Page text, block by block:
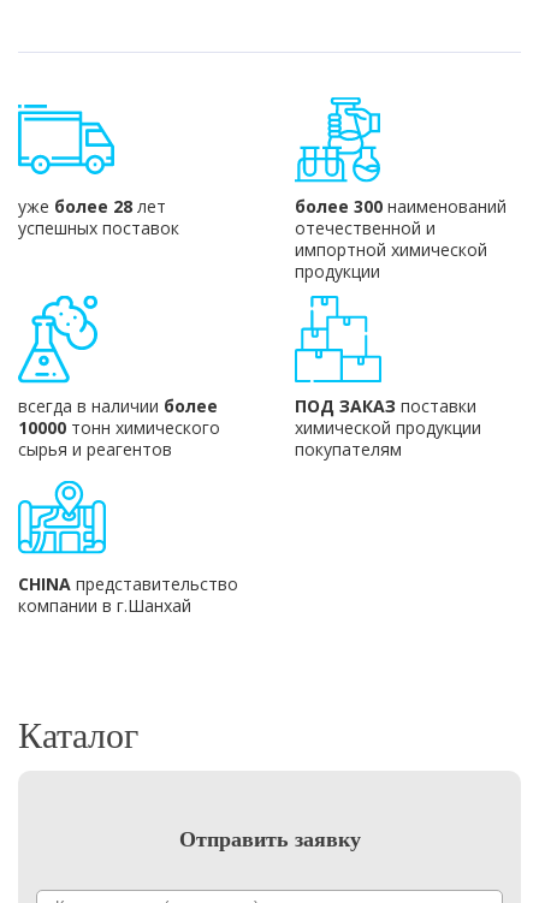
уже более 28 лет
успешных поставок
более 300наименований
отечественной и
импортной химической
продукции
всегда в наличии более
10000 тонн химического
сырья и реагентов
ПОД ЗАКАЗ поставки
химической продукции
покупателям
CHINA представительство
компании в г.Шанхай
Каталог
Отправить заявку